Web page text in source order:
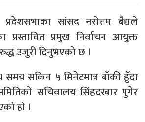
सांसद नरोत्तम बैद्यले
प्रस्तावित प्रमुख निर्वाचन आयुक्त
उजुरी दिनुभएको छ ।
समय सकिन ५ मिनेटमात्र बाँकी हुँदा
सचिवालय सिंहदरबार पुगेर
हो ।